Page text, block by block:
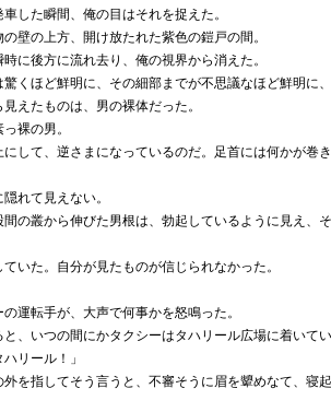
した瞬間、俺の目はそれを捉えた。
壁の上方、開け放たれた紫色の鎧戸の間。
に後方に流れ去り、俺の視界から消えた。
くほど鮮明に、その細部までが不思議なほど鮮明に、
えたものは、男の裸体だった。
裸の男。
して、逆さまになっているのだ。足首には何かが巻
れて見えない。
の叢から伸びた男根は、勃起しているように見え、
いた。自分が見たものが信じられなかった。
運転手が、大声で何事かを怒鳴った。
、いつの間にかタクシーはタハリール広場に着いてい
ハリール！」
を指してそう言うと、不審そうに眉を顰めなて、寝